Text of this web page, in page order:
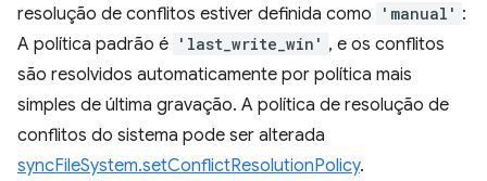
resolução de conflitos estiver definida como
'manual' :
A política padrão é 'last_write_win' , e os conflitos
são resolvidos automaticamente por política mais
simples de última gravação. A política de resolução de
conflitos do sistema pode ser alterada
syncFileSystem.setConflictResolutionPolicy.